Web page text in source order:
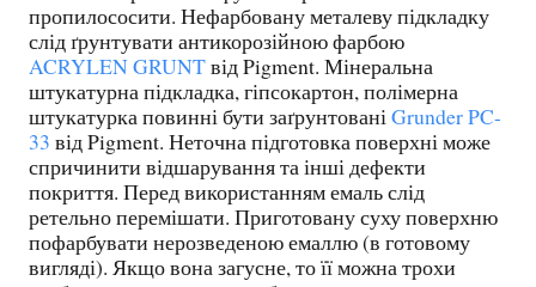
пропилососити. Нефарбовану металеву підкладку
слід ґрунтувати антикорозійною фарбою
ACRYLEN GRUNTвід Pigment. Мінеральна
штукатурна підкладка, гіпсокартон, полімерна
штукатурка повинні бути заґрунтовані Grunder PC-
33 від Pigment. Неточна підготовка поверхні може
спричинити відшарування та інші дефекти
покриття. Перед використанням емаль слід
ретельно перемішати. Приготовану суху поверхню
пофарбувати нерозведеною емаллю (в готовому
вигляді). Якщо вона загусне, то її можна трохи